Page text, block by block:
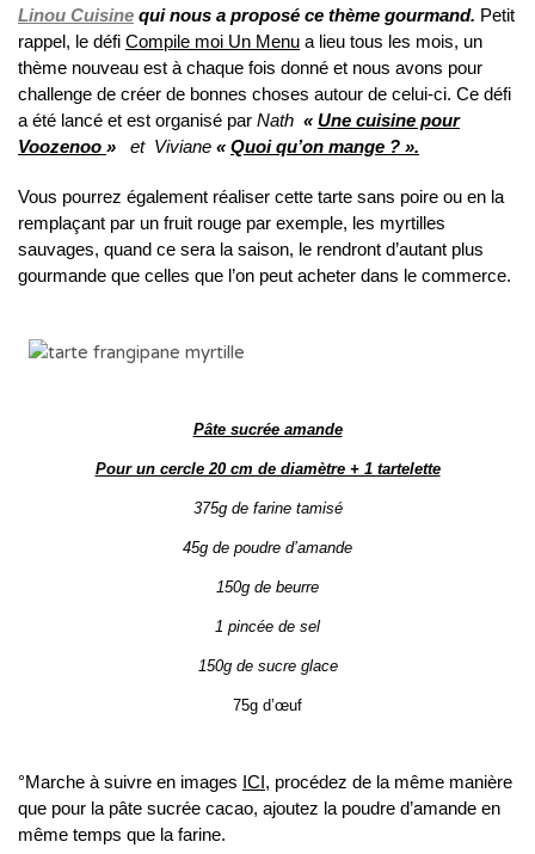
Linou Cuisine qui nous a proposé ce thème gourmand. Petit
rappel, le défi Compile moi Un Menu a lieu tous les mois, un
thème nouveau est à chaque fois donné et nous avons pour
challenge de créer de bonnes choses autour de celui-ci. Ce défi
a été lancé et est organisé par Nath « Une cuisine pour
Voozenoo » et Viviane « Quoi qu’on mange ? ».
Vous pourrez également réaliser cette tarte sans poire ou en la
remplaçant par un fruit rouge par exemple, les myrtilles
sauvages, quand ce sera la saison, le rendront d’autant plus
gourmande que celles que l’on peut acheter dans le commerce.
Pâte sucrée amande
Pour un cercle 20 cm de diamètre + 1 tartelette
375g de farine tamisé
45g de poudre d’amande
150g de beurre
1 pincée de sel
150g de sucre glace
75g d’œuf
°Marche à suivre en images ICI, procédez de la même manière
que pour la pâte sucrée cacao, ajoutez la poudre d’amande en
même temps que la farine.